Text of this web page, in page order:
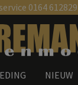
0164 612829
NIEUW